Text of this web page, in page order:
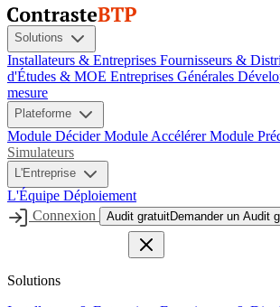
Solutions
Installateurs & Entreprises Fournisseurs &
d'Études & MOE Entreprises Générales
mesure
Plateforme
Module Décider Module Accélérer Module
Simulateurs
L'Entreprise
L'Équipe Déploiement
Connexion
Audit gratuitDemander un Audit
Solutions